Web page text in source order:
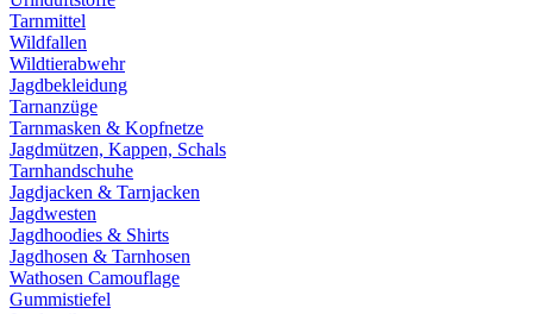
Tarnmittel
Wildfallen
Wildtierabwehr
Jagdbekleidung
Tarnanzüge
Tarnmasken & Kopfnetze
Jagdmützen, Kappen, Schals
Tarnhandschuhe
Jagdjacken & Tarnjacken
Jagdwesten
Jagdhoodies & Shirts
Jagdhosen & Tarnhosen
Wathosen Camouflage
Gummistiefel